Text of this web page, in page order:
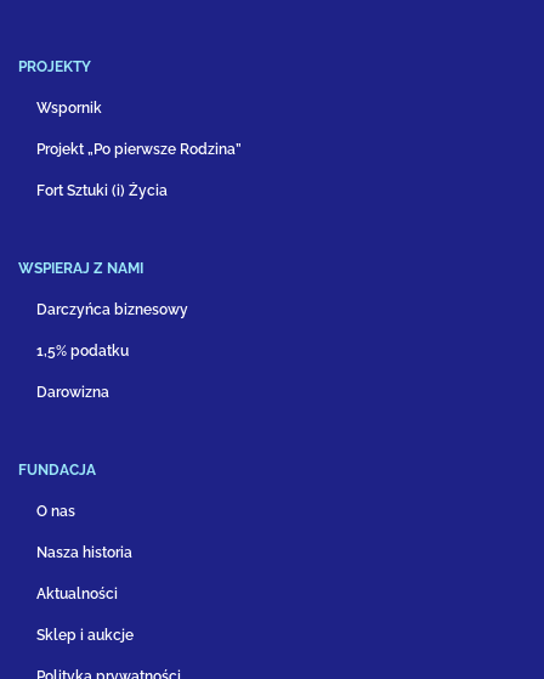
PROJEKTY
Wspornik
Projekt „Po pierwsze Rodzina”
Fort Sztuki (i) Życia
WSPIERAJ Z NAMI
Darczyńca biznesowy
1,5% podatku
Darowizna
FUNDACJA
O nas
Nasza historia
Aktualności
Sklep i aukcje